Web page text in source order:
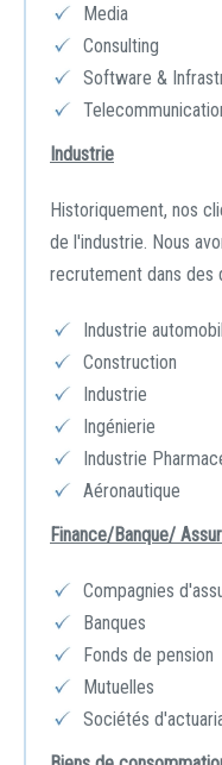
Media
Consulting
Software &
Industrie
Historiquement, nos
de l'industrie. Nous
recrutement dans des
Industrie
Construction
Industrie
Ingénierie
Industrie
Aéronautique
Finance/Banque/
Compagnies
Banques
Fonds de pension
Mutuelles
Sociétés